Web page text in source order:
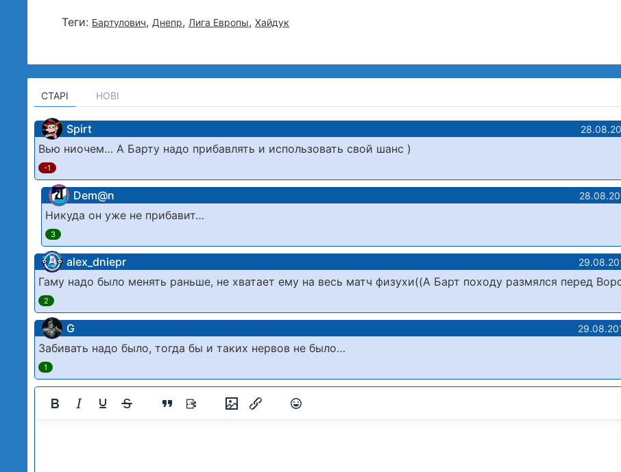
Теги: Бартулович, Днепр, Лига Европы, Хайдук
СТАРІ НОВІ
Spirt
Вью ниочем… А Барту надо прибавлять и использовать свой шанс )
-1
Dem@n
Никуда он уже не прибавит…
3
alex_dniepr
Гаму надо было менять раньше, не хватает ему на весь матч физухи((А Барт походу размялся перед
2
G
Забивать надо было, тогда бы и таких нервов не было…
1